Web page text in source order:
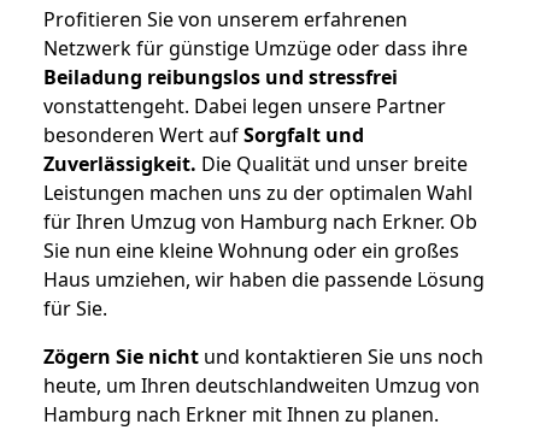
Profitieren Sie von unserem erfahrenen
Netzwerk für günstige Umzüge oder dass ihre
Beiladung reibungslos und stressfrei
vonstattengeht. Dabei legen unsere Partner
besonderen Wert aufSorgfalt und
Zuverlässigkeit. Die Qualität und unser breite
Leistungen machen uns zu der optimalen Wahl
für Ihren Umzug von Hamburg nach Erkner. Ob
Sie nun eine kleine Wohnung oder ein großes
Haus umziehen, wir haben die passende Lösung
für Sie.
Zögern Sie nicht und kontaktieren Sie uns noch
heute, um Ihren deutschlandweiten Umzug von
Hamburg nach Erkner mit Ihnen zu planen.